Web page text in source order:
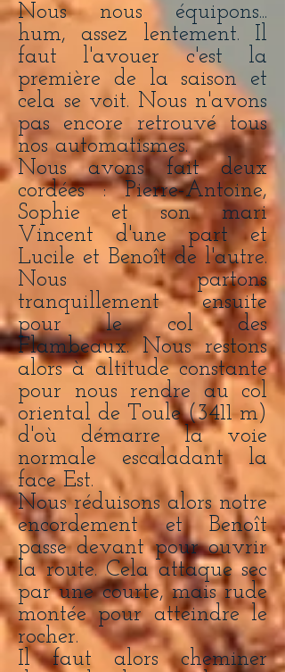
Nous nous équipons...
hum, assez lentement. Il
faut l'avouer c'est la
première de la saison et
cela se voit. Nous n'avons
pas encore retrouvé tous
nos automatismes.
Nous avons fait deux
cordées : Pierre-Antoine,
Sophie et son mari
Vincent d'une part et
Lucile et Benoît de l'autre.
Nous partons
tranquillement ensuite
pour le col des
Flambeaux. Nous restons
alors à altitude constante
pour nous rendre au col
oriental de Toule (3411 m)
d'où démarre la voie
normale escaladant la
face Est.
Nous réduisons alors notre
encordement et Benoît
passe devant pour ouvrir
la route. Cela attaque sec
par une courte, mais rude
montée pour atteindre le
rocher.
Il faut alors cheminer